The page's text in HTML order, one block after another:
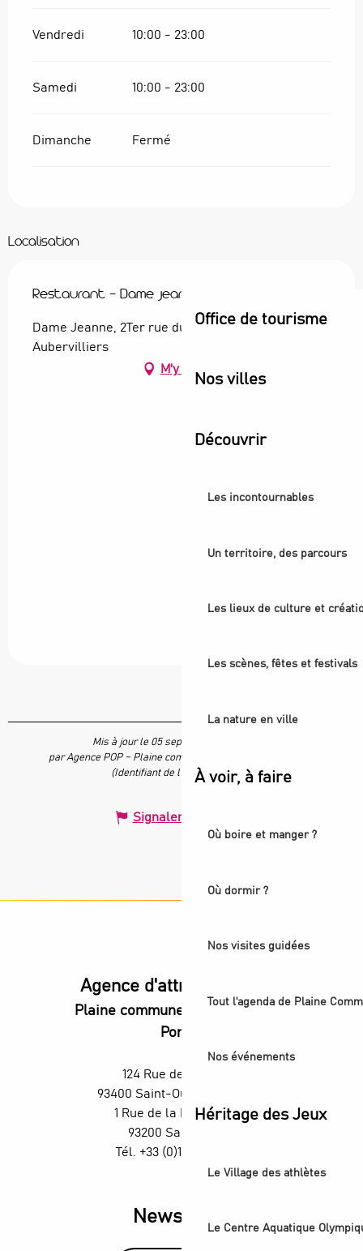
Office de tourisme
Nos villes
Découvrir
Les incontournables
Un territoire, des parcours
Les lieux de culture et
Les scènes, fêtes et festivals
La nature en ville
À voir, à faire
Où boire et manger ?
Où dormir ?
Nos visites guidées
Tout l'agenda de Plaine
Nos événements
Héritage des Jeux
Le Village des athlètes
Le Centre Aquatique
Vendredi 10:00 - 23:00
Samedi 10:00 - 23:00
Dimanche Fermé
Localisation
Restaurant - Dame Jeanne
Dame Jeanne, 2Ter rue du Moutier, 93300
Aubervilliers
M'y rendre
Mis à jour le 05 septembre 2025 à 11:33
par Agence POP – Plaine commune vous Ouvre ses Portes
(Identifiant de l'offre :7504299)
Signaler une erreur
Agence d'attractivité POP
Plaine commune vous Ouvre ses
Portes
124 Rue des Rosiers,
93400 Saint-Ouen-sur-Seine
1 Rue de la République,
93200 Saint-Denis
Tél. +33 (0)1 55 870 870
Newsletter